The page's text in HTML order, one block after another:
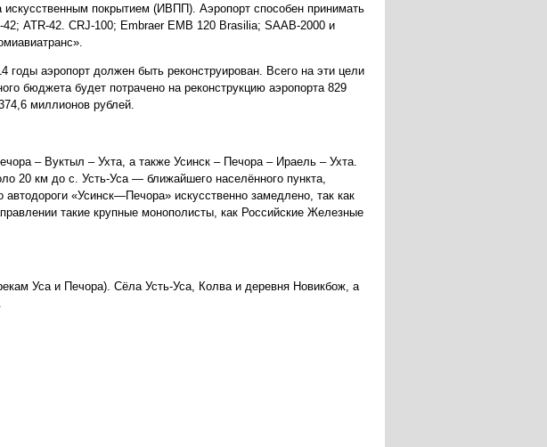
покрытием (ИВПП). Аэропорт способен принимать
ATR-42. CRJ-100; Embraer EMB 120 Brasilia; SAAB-2000 и
годы аэропорт должен быть реконструирован. Всего на эти цели
бюджета будет потрачено на реконструкцию аэропорта 829
миллионов рублей.
– Вуктыл – Ухта, а также Усинск – Печора – Ираель – Ухта.
20 км до с. Усть-Уса — ближайшего населённого пункта,
«Усинск—Печора» искусственно замедлено, так как
такие крупные монополисты, как Российские Железные
Уса и Печора). Сёла Усть-Уса, Колва и деревня Новикбож, а